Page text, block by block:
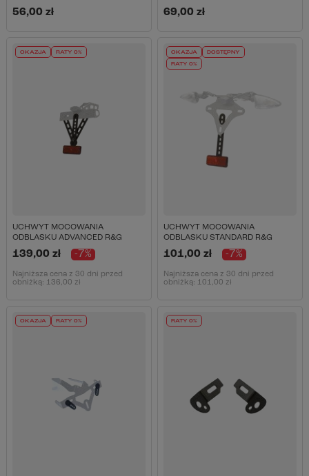
56,00 zł 69,00 zł
OKAZJA RATY 0%
UCHWYT MOCOWANIA
ODBLASKU ADVANCED R&G
139,00 zł -7%
Najniższa cena z 30 dni przed
obniżką: 136,00 zł
OKAZJA DOSTĘPNY
RATY 0%
UCHWYT MOCOWANIA
ODBLASKU STANDARD R&G
101,00 zł -7%
Najniższa cena z 30 dni przed
obniżką: 101,00 zł
OKAZJA RATY 0% RATY 0%